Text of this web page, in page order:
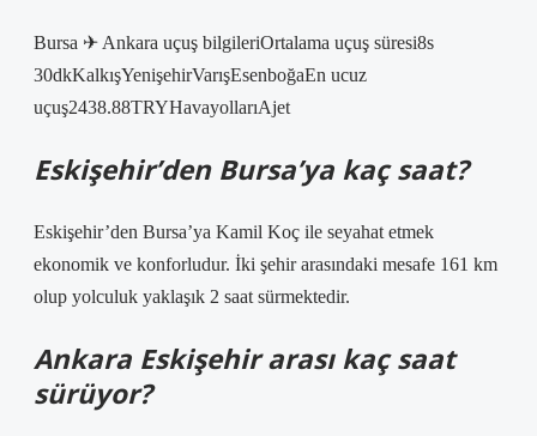
Bursa ✈ Ankara uçuş bilgileriOrtalama uçuş süresi8s
30dkKalkışYenişehirVarışEsenboğaEn ucuz
uçuş2438.88TRYHavayollarıAjet
Eskişehir’den Bursa’ya kaç saat?
Eskişehir’den Bursa’ya Kamil Koç ile seyahat etmek
ekonomik ve konforludur. İki şehir arasındaki mesafe 161 km
olup yolculuk yaklaşık 2 saat sürmektedir.
Ankara Eskişehir arası kaç saat
sürüyor?